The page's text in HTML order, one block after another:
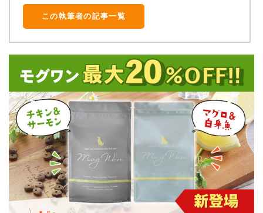
この執筆者の記事一覧